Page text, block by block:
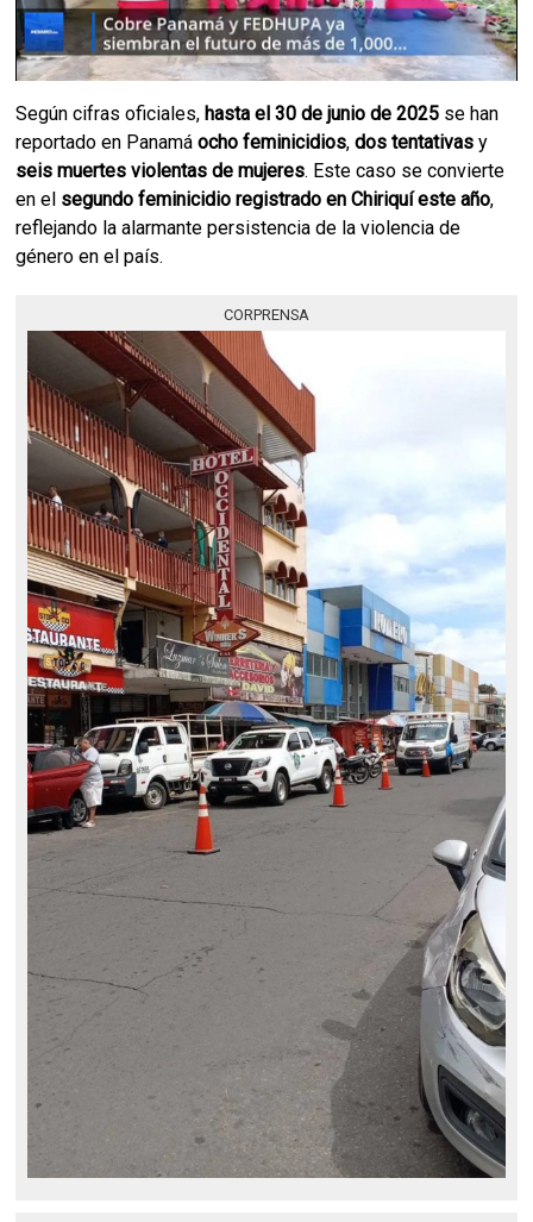
Según cifras oficiales,hasta el 30 de junio de 2025 se han
reportado en Panamáocho feminicidios,dos tentativas y
seis muertes violentas de mujeres. Este caso se convierte
en el segundo feminicidio registrado en Chiriquí este año,
reflejando la alarmante persistencia de la violencia de
género en el país.
CORPRENSA